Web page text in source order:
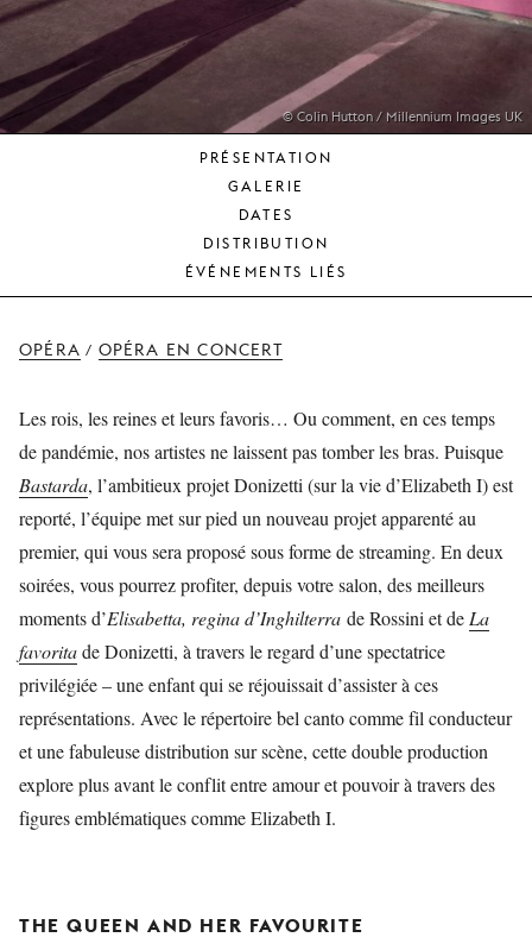
JEUNE
MONNAIE
SOUTENIR
© Colin Hutton / Millennium Images UK
PRÉSENTATION
GALERIE
DATES
DISTRIBUTION
ÉVÉNEMENTS LIÉS
OPÉRA / OPÉRA EN CONCERT
Les rois, les reines et leurs favoris… Ou comment, en ces temps
de pandémie, nos artistes ne laissent pas tomber les bras. Puisque
Bastarda, l’ambitieux projet Donizetti (sur la vie d’Elizabeth I) est
reporté, l’équipe met sur pied un nouveau projet apparenté au
premier, qui vous sera proposé sous forme de streaming. En deux
soirées, vous pourrez profiter, depuis votre salon, des meilleurs
moments d’Elisabetta, regina d’Inghilterra de Rossini et de La
favoritade Donizetti, à travers le regard d’une spectatrice
privilégiée – une enfant qui se réjouissait d’assister à ces
représentations. Avec le répertoire bel canto comme fil conducteur
et une fabuleuse distribution sur scène, cette double production
explore plus avant le conflit entre amour et pouvoir à travers des
figures emblématiques comme Elizabeth I.
THE QUEEN AND HER FAVOURITE